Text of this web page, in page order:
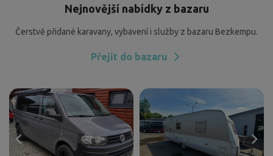
Nejnovější nabídky z bazaru
Čerstvě přidané karavany, vybavení i služby z bazaru Bezkempu.
Přejít do bazaru